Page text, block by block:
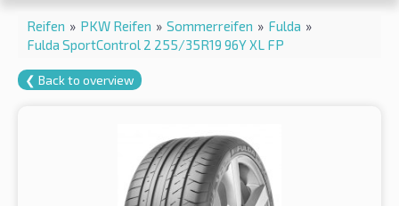
Reifen » PKW Reifen » Sommerreifen » Fulda »
Fulda SportControl 2 255/35R19 96Y XL FP
❮ Back to overview